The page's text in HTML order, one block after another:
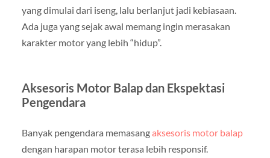
yang dimulai dari iseng, lalu berlanjut jadi kebiasaan.
Ada juga yang sejak awal memang ingin merasakan
karakter motor yang lebih “hidup”.
Aksesoris Motor Balap dan Ekspektasi
Pengendara
Banyak pengendara memasangaksesoris motor balap
dengan harapan motor terasa lebih responsif.